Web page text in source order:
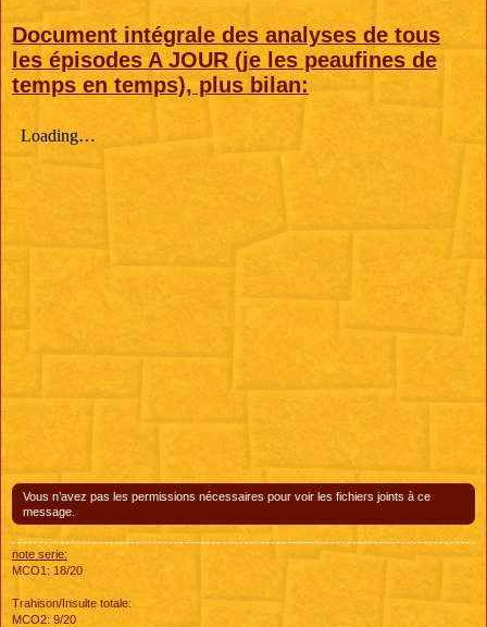
Document intégrale des analyses de tous
les épisodes A JOUR (je les peaufines de
temps en temps), plus bilan:
Vous n’avez pas les permissions nécessaires pour voir les fichiers joints à ce
message.
note serie:
MCO1: 18/20
Trahison/Insulte totale:
MCO2: 9/20